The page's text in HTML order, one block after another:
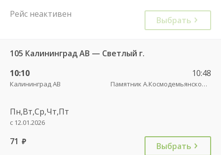
Рейс неактивен
Выбрать
105 Калининград АВ — Светлый г.
10:10
Калининград АВ
10:48
Памятник А.Космодемьянскому(Балтийское шоссе) трасса
Пн,Вт,Ср,Чт,Пт
с 12.01.2026
71 руб. Выбрать